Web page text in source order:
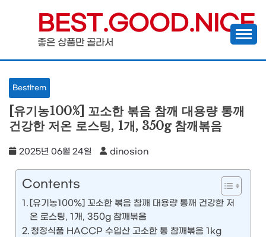
content
BEST.GOOD.NICE
좋은 상품만 골라서
BestItem
[유기농100%] 꼬소한 볶음 참깨 대용량 통깨
건강한 저온 로스팅, 1개, 350g 참깨볶음
2025년 06월 24일 dinosion
Contents
[유기농100%] 꼬소한 볶음 참깨 대용량 통깨 건강한 저
온 로스팅, 1개, 350g 참깨볶음
청정식품 HACCP 수입산 고소한 통 참깨볶음 1kg